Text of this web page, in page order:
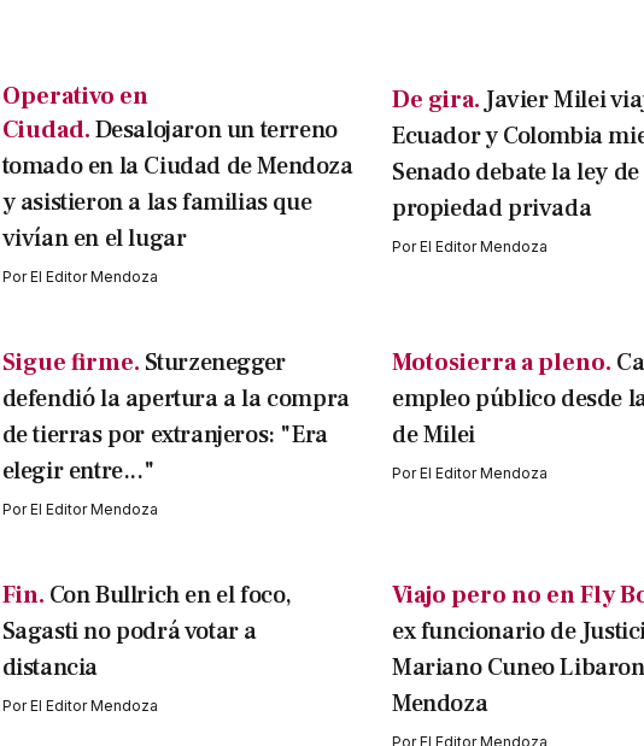
Operativo en
Ciudad.Desalojaron un terreno
tomado en la Ciudad de Mendoza
y asistieron a las familias que
vivían en el lugar
PorEl Editor Mendoza
De gira. Javier Milei
Ecuador y Colombia
Senado debate la ley de
propiedad privada
PorEl Editor Mendoza
Sigue firme. Sturzenegger
defendió la apertura a la compra
de tierras por extranjeros: "Era
elegir entre..."
PorEl Editor Mendoza
Motosierra a pleno.
empleo público desde
de Milei
PorEl Editor Mendoza
Fin. Con Bullrich en el foco,
Sagasti no podrá votar a
distancia
PorEl Editor Mendoza
Viajo pero no en Fly
ex funcionario de
Mariano Cuneo
Mendoza
PorEl Editor Mendoza